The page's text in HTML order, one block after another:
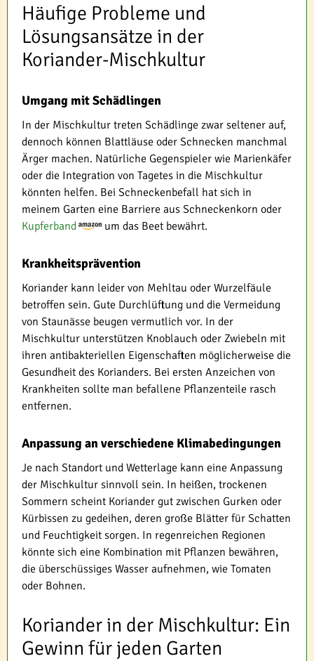
Häufige Probleme und
Lösungsansätze in der
Koriander-Mischkultur
Umgang mit Schädlingen
In der Mischkultur treten Schädlinge zwar seltener auf,
dennoch können Blattläuse oder Schnecken manchmal
Ärger machen. Natürliche Gegenspieler wie Marienkäfer
oder die Integration von Tagetes in die Mischkultur
könnten helfen. Bei Schneckenbefall hat sich in
meinem Garten eine Barriere aus Schneckenkorn oder
Kupferband
um das Beet bewährt.
Krankheitsprävention
Koriander kann leider von Mehltau oder Wurzelfäule
betroffen sein. Gute Durchlüftung und die Vermeidung
von Staunässe beugen vermutlich vor. In der
Mischkultur unterstützen Knoblauch oder Zwiebeln mit
ihren antibakteriellen Eigenschaften möglicherweise die
Gesundheit des Korianders. Bei ersten Anzeichen von
Krankheiten sollte man befallene Pflanzenteile rasch
entfernen.
Anpassung an verschiedene Klimabedingungen
Je nach Standort und Wetterlage kann eine Anpassung
der Mischkultur sinnvoll sein. In heißen, trockenen
Sommern scheint Koriander gut zwischen Gurken oder
Kürbissen zu gedeihen, deren große Blätter für Schatten
und Feuchtigkeit sorgen. In regenreichen Regionen
könnte sich eine Kombination mit Pflanzen bewähren,
die überschüssiges Wasser aufnehmen, wie Tomaten
oder Bohnen.
Koriander in der Mischkultur: Ein
Gewinn für jeden Garten